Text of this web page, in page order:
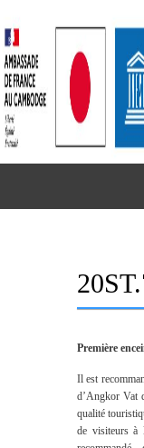
Première
Il est
d’Angkor Vat
qualité
de visiteurs à